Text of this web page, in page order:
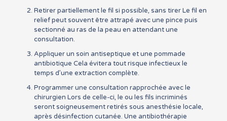
Retirer partiellement le fil si possible, sans tirer Le fil en
relief peut souvent être attrapé avec une pince puis
sectionné au ras de la peau en attendant une
consultation.
Appliquer un soin antiseptique et une pommade
antibiotique Cela évitera tout risque infectieux le
temps d’une extraction complète.
Programmer une consultation rapprochée avec le
chirurgien Lors de celle-ci, le ou les fils incriminés
seront soigneusement retirés sous anesthésie locale,
après désinfection cutanée. Une antibiothérapie